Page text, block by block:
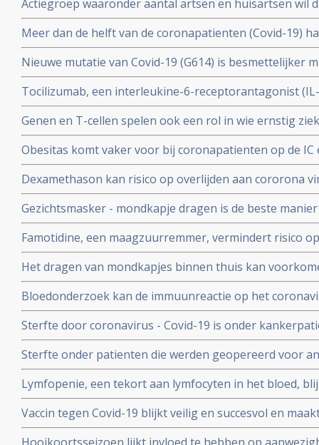
wetenschappers
Actiegroep waaronder aantal artsen en huisartsen wil
mogelijkheid moet krijgen om de huisarts te vragen
standaard aanpak voor covid-19 zoals die nu geldt.
Meer dan de helft van de coronapatienten (Covid-19)
hoest (84%), koorts (80%), spierpijn (63%), koude
hoofdpijn (59%), en kortademigheid (57%)
Nieuwe mutatie van Covid-19 (G614) is besmettelijker
verklaart hoge aantal besmettingen in USA. En
D614 van het Covid-19 virus over zodra deze kruisen.
Tocilizumab, een interleukine-6-receptorantagonist
verbetert overleving, minder mechanische beademing
klachten van patienten met het cytokine-release-
COVID-19
Genen en T-cellen spelen ook een rol in wie ernstig
minder ziek blijkt uit verschillende nieuwe studies
Obesitas komt vaker voor bij coronapatienten op de
met de algehele bevolking in Frankrijk. Ook elders is
te krijgen
Dexamethason kan risico op overlijden aan cororona
wanneer patienten eenmaal aan de beademing liggen.
Gezichtsmasker - mondkapje dragen is de beste
coronavirus - Covid-19 te verminderen. Blijkt uit grote
Famotidine, een maagzuurremmer, vermindert risico
COVID-19, en voorkomt dat er mechanisch beademd
onder 1000 coronapatienten
Het dragen van mondkapjes binnen thuis kan
besmet worden met het coronavirus - COVID-19 blijkt
Bloedonderzoek kan de immuunreactie op het
volgen en voorspellen hoe de ziekte zich zal
Sterfte door coronavirus - Covid-19 is onder
met mensen zonder kanker maar voor extra risico
bewijs. Blijkt uit grote internationale studie.
Sterfte onder patienten die werden geopereerd voor
beduidend hoger bij mensen die vooraf of binnen een
met het coronavirus - Covid-19 blijkt uit grote
Lymfopenie, een tekort aan lymfocyten in het bloed,
ernst van klachten en sterfterisico bij patienten
19
Vaccin tegen Covid-19 blijkt veilig en succesvol en
van de 108 deelnemers aan Chinese studie